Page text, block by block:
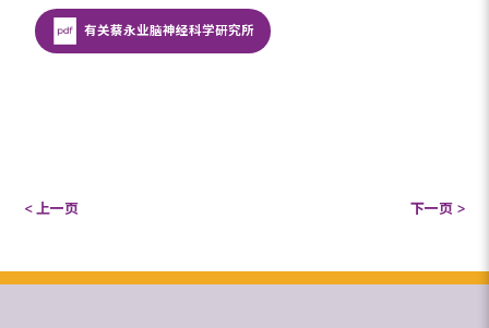
有关蔡永业脑神经科学研究所
< 上一页 下一页 >